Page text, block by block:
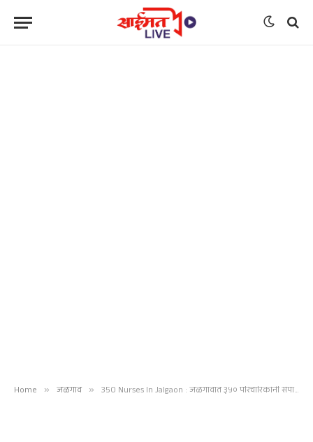
Home » जळगाव » 350 Nurses In Jalgaon : जळगावात ३५० परिचारिकांनी संपातून घेतली माघार, कर्तव्याला दिले प्राधान्य